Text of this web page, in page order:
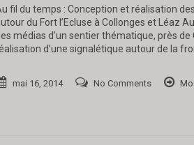
fil du temps : Conception et réalisation
du Fort l’Ecluse à Collonges et Léaz
médias d’un sentier thématique, près de
d’une signalétique autour de la
mai 16, 2014 No Comments